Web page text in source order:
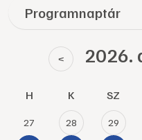
Programnaptár
< 2026.
H K SZ
27 28 29